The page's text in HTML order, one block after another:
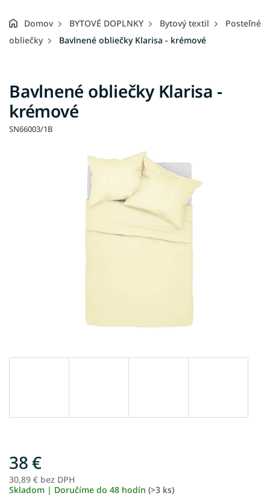
Domov BYTOVÉ DOPLNKY Bytový textil
Posteľné
obliečky
Bavlnené obliečky Klarisa - krémové
Bavlnené obliečky Klarisa -
krémové
SN66003/1B
38 €
30,89 € bez DPH
Skladom | Doručíme do 48 hodín (>3 ks)